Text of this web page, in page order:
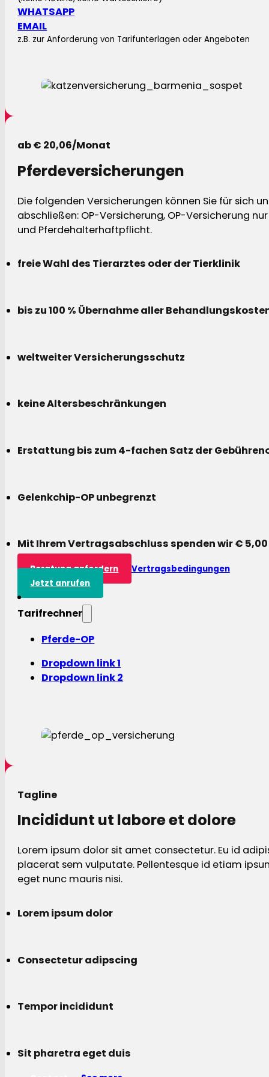
WHATSAPP
EMAIL
z.B. zur Anforderung von Tarifunterlagen oder Angeboten
ab € 20,06/Monat
Pferdeversicherungen
Die folgenden Versicherungen können Sie für sich
abschließen: OP-Versicherung, OP-Versicherung
und Pferdehalterhaftpflicht.
freie Wahl des Tierarztes oder der Tierklinik
bis zu 100 % Übernahme aller
weltweiter Versicherungsschutz
keine Altersbeschränkungen
Erstattung bis zum 4-fachen Satz der
Gelenkchip-OP unbegrenzt
Mit Ihrem Vertragsabschluss spenden wir €
Beratung anfordern
Vertragsbedingungen
Jetzt anrufen
Tarifrechner
Pferde-OP
Dropdown link 1
Dropdown link 2
Tagline
Incididunt ut labore et dolore
Lorem ipsum dolor sit amet consectetur. Eu id
placerat sem vulputate. Pellentesque id etiam
eget nunc mauris nisi.
Lorem ipsum dolor
Consectetur adipscing
Tempor incididunt
Sit pharetra eget duis